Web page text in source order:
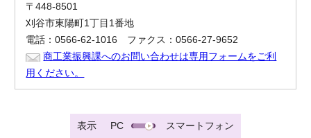
〒448-8501
刈谷市東陽町1丁目1番地
電話：0566-62-1016 ファクス：0566-27-9652
商工業振興課へのお問い合わせは専用フォームをご利
用ください。
表示 PC スマートフォン